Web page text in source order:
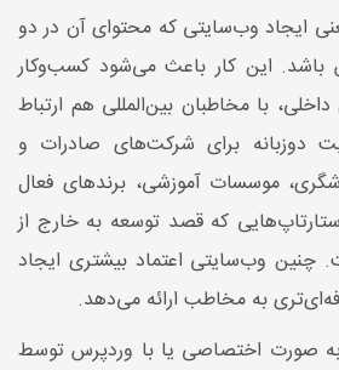
ایجاد وب‌سایتی که محتوای آن در دو
این کار باعث می‌شود کسب‌وکار
داخلی، با مخاطبان بین‌المللی هم ارتباط
دوزبانه برای شرکت‌های صادرات و
موسسات آموزشی، برندهای فعال
که قصد توسعه به خارج از
چنین وب‌سایتی اعتماد بیشتری ایجاد
به مخاطب ارائه می‌دهد.
صورت اختصاصی یا با وردپرس توسط